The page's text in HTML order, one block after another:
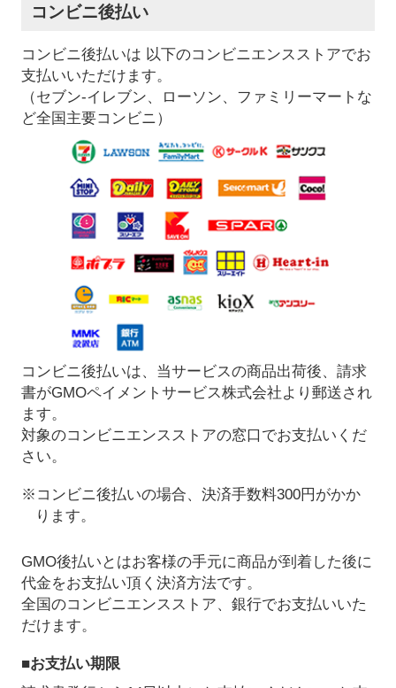
コンビニ後払い
コンビニ後払いは 以下のコンビニエンスストアでお
支払いいただけます。
（セブン-イレブン、ローソン、ファミリーマートな
ど全国主要コンビニ）
コンビニ後払いは、当サービスの商品出荷後、請求
書がGMOペイメントサービス株式会社より郵送され
ます。
対象のコンビニエンスストアの窓口でお支払いくだ
さい。
※コンビニ後払いの場合、決済手数料300円がかか
ります。
GMO後払いとはお客様の手元に商品が到着した後に
代金をお支払い頂く決済方法です。
全国のコンビニエンスストア、銀行でお支払いいた
だけます。
■お支払い期限